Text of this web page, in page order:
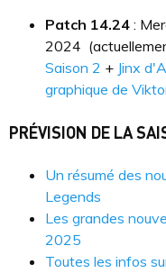
Patch 14.24 :
2024
Saison 2 + Jinx
graphique de
PRÉVISION DE LA
Un résumé des
Legends
Les grandes
2025
Toutes les infos